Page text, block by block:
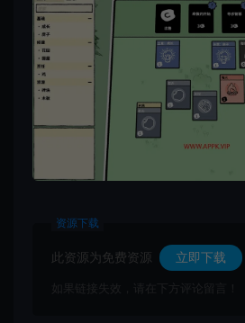
资源下载
此资源为免费资源 立即下载
如果链接失效，请在下方评论留言！